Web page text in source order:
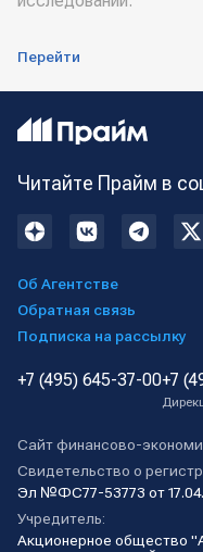
Перейти
Читайте Прайм в
Об Агентстве
Обратная связь
Подписка на рассылку
+7 (495) 645-37-00+7
Сайт финансово-
Свидетельство о
Эл №ФС77-53773 от
Учредитель:
Акционерное общество